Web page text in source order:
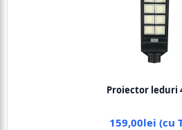
Proiector leduri
159,00lei (cu